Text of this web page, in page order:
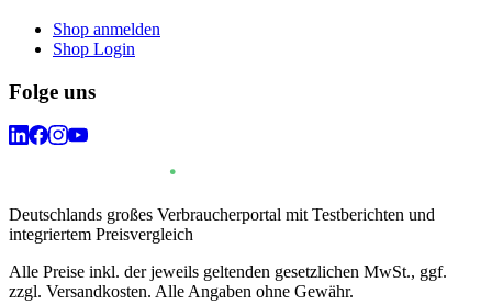
Shop anmelden
Shop Login
Folge uns
Deutschlands großes Verbraucherportal mit Testberichten und
integriertem Preisvergleich
Alle Preise inkl. der jeweils geltenden gesetzlichen MwSt., ggf.
zzgl. Versandkosten. Alle Angaben ohne Gewähr.